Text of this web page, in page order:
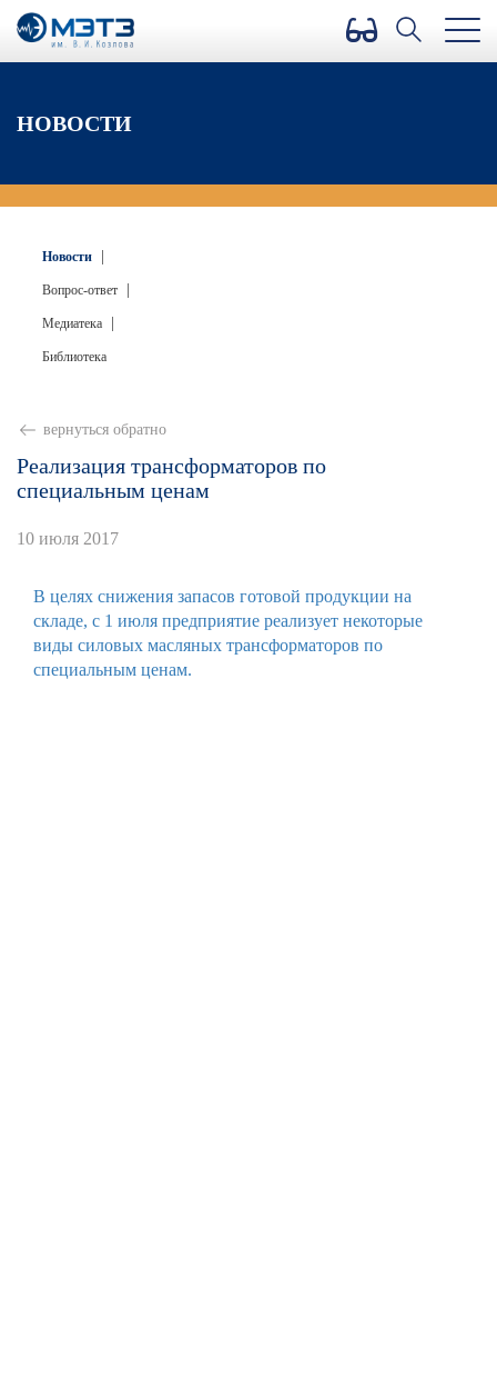
Версия для слабовидящих
НОВОСТИ
Новости
Вопрос-ответ
Медиатека
Библиотека
вернуться обратно
Реализация трансформаторов по
специальным ценам
10 июля 2017
В целях снижения запасов готовой продукции на
складе, с 1 июля предприятие реализует некоторые
виды силовых масляных трансформаторов по
специальным ценам.